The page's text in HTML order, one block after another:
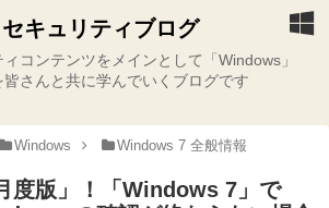
キュリティブログ
コンテンツをメインとして「Windows」
さんと共に学んでいくブログです
Windows Windows 7 全般情報
度版」！「Windows 7」で